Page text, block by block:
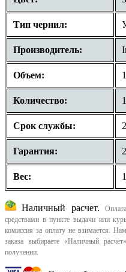
Тип чернил:
Производитель:
Объем:
Количество:
Срок службы:
Гарантия:
Вес:
Наличный расчет.
средствами в пункте выдачи или
комиссия за оплату не взимается.
заказа выбираете «Наличный
получении.